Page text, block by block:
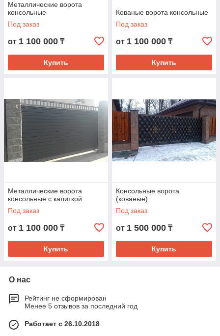
Металлические ворота
консольные
Под заказ
от 1 100 000 ₸
Купить
Кованые ворота консольные
Под заказ
от 1 100 000 ₸
Купить
Металлические ворота
консольные с калиткой
Под заказ
от 1 100 000 ₸
Купить
Консольные ворота
(кованые)
Под заказ
от 1 500 000 ₸
Купить
О нас
Рейтинг не сформирован
Менее 5 отзывов за последний год
Работает с 26.10.2018